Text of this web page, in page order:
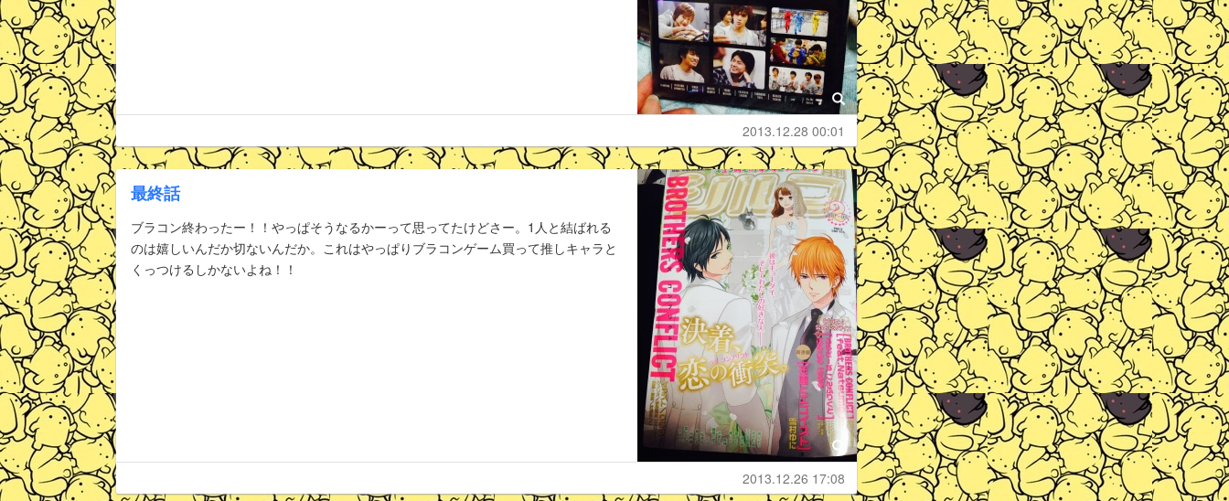
2013.12.28 00:01
最終話
ブラコン終わったー！！やっぱそうなるかーって思ってたけどさー。1人と結ばれる
のは嬉しいんだか切ないんだか。これはやっぱりブラコンゲーム買って推しキャラと
くっつけるしかないよね！！
2013.12.26 17:08